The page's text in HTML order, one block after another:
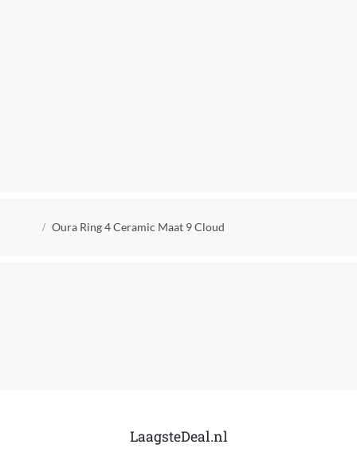
Kruimelpad
Oura Ring 4 Ceramic Maat 9 Cloud
LaagsteDeal.nl